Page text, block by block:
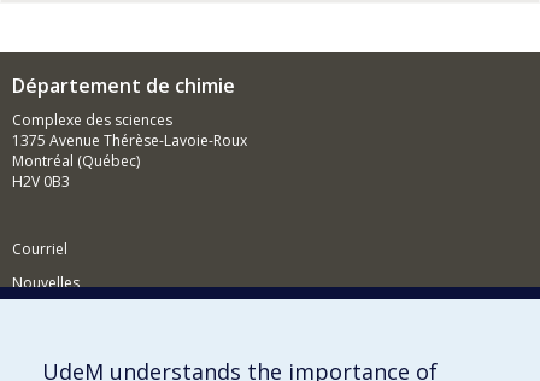
Département de chimie
Complexe des sciences
1375 Avenue Thérèse-Lavoie-Roux
Montréal (Québec)
H2V 0B3
Courriel
Nouvelles
Comment soutenir le Département?
UdeM understands the importance of